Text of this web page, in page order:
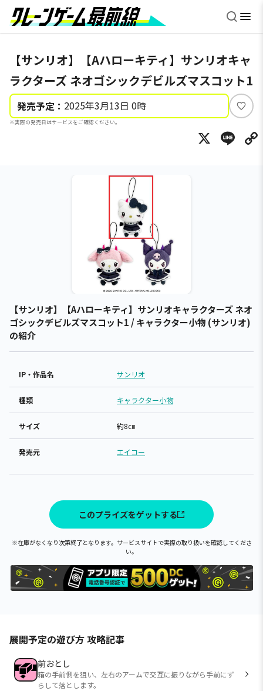
【サンリオ】【Aハローキティ】サンリオキャ
ラクターズ ネオゴシックデビルズマスコット1
発売予定： 2025年3月13日 0時
※実際の発売日はサービスをご確認ください。
い
ね
X
【サンリオ】【Aハローキティ】サンリオキャラクターズ ネオ
ゴシックデビルズマスコット1 / キャラクター小物 (サンリオ)
の紹介
IP・作品名 サンリオ
種類 キャラクター小物
サイズ 約8㎝
発売元 エイコー
このプライズをゲットする
※在庫がなくなり次第終了となります。サービスサイトで実際の取り扱いを確認してくださ
い。
展開予定の遊び方 攻略記事
前おとし
箱の手前側を狙い、左右のアームで交互に振りながら手前にず
らして落とします。